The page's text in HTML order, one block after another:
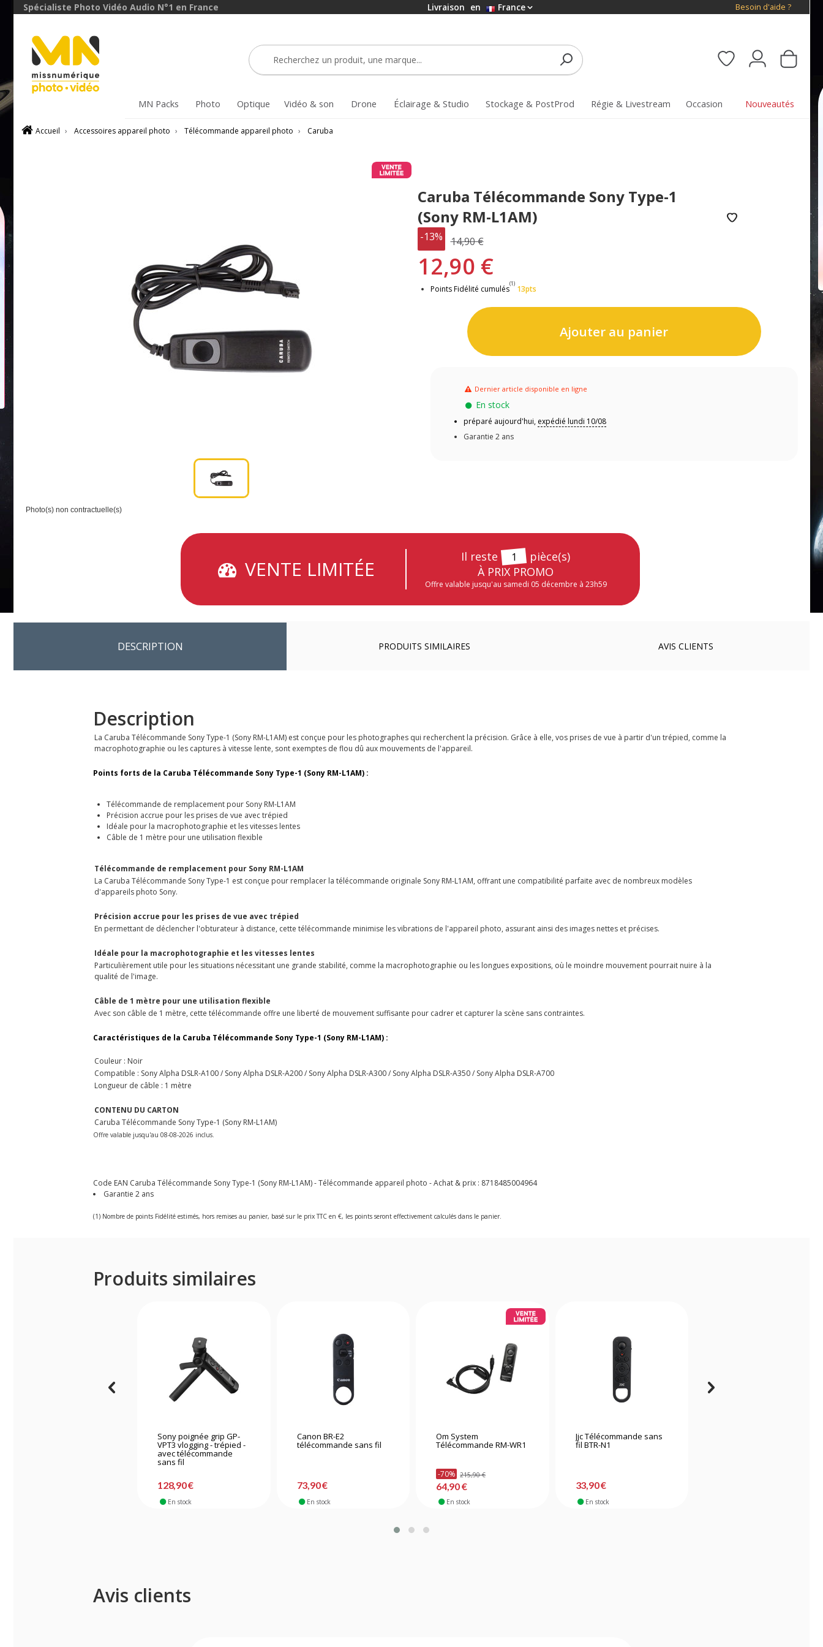
Spécialiste Photo Vidéo Audio N°1 en France Livraison en France Besoin d'aide ?
MN Packs Photo Optique Vidéo & son Drone Éclairage & Studio Stockage & PostProd Régie & Livestream Occasion Nouveautés
Accueil › Accessoires appareil photo › Télécommande appareil photo › Caruba
Photo(s) non contractuelle(s)
Caruba Télécommande Sony Type-1
(Sony RM-L1AM)
-13% 14,90 €
12,90 €
Points Fidélité cumulés
(1)
13pts
Ajouter au panier
Dernier article disponible en ligne
En stock
préparé aujourd'hui, expédié lundi 10/08
Garantie 2 ans
VENTE LIMITÉE
Il reste 1
pièce(s)
À PRIX PROMO
Offre valable jusqu'au samedi 05 décembre à 23h59
DESCRIPTION PRODUITS SIMILAIRES AVIS CLIENTS
Description
La Caruba Télécommande Sony Type-1 (Sony RM-L1AM) est conçue pour les photographes qui recherchent la précision. Grâce à elle, vos prises de vue à partir d'un trépied, comme la
macrophotographie ou les captures à vitesse lente, sont exemptes de flou dû aux mouvements de l'appareil.
Points forts de la Caruba Télécommande Sony Type-1 (Sony RM-L1AM) :
Télécommande de remplacement pour Sony RM-L1AM
Précision accrue pour les prises de vue avec trépied
Idéale pour la macrophotographie et les vitesses lentes
Câble de 1 mètre pour une utilisation flexible
Télécommande de remplacement pour Sony RM-L1AM
La Caruba Télécommande Sony Type-1 est conçue pour remplacer la télécommande originale Sony RM-L1AM, offrant une compatibilité parfaite avec de nombreux modèles
d'appareils photo Sony.
Précision accrue pour les prises de vue avec trépied
En permettant de déclencher l'obturateur à distance, cette télécommande minimise les vibrations de l'appareil photo, assurant ainsi des images nettes et précises.
Idéale pour la macrophotographie et les vitesses lentes
Particulièrement utile pour les situations nécessitant une grande stabilité, comme la macrophotographie ou les longues expositions, où le moindre mouvement pourrait nuire à la
qualité de l'image.
Câble de 1 mètre pour une utilisation flexible
Avec son câble de 1 mètre, cette télécommande offre une liberté de mouvement suffisante pour cadrer et capturer la scène sans contraintes.
Caractéristiques de la Caruba Télécommande Sony Type-1 (Sony RM-L1AM) :
Couleur : Noir
Compatible : Sony Alpha DSLR-A100 / Sony Alpha DSLR-A200 / Sony Alpha DSLR-A300 / Sony Alpha DSLR-A350 / Sony Alpha DSLR-A700
Longueur de câble : 1 mètre
CONTENU DU CARTON
Caruba Télécommande Sony Type-1 (Sony RM-L1AM)
Offre valable jusqu'au 08-08-2026 inclus.
Code EAN Caruba Télécommande Sony Type-1 (Sony RM-L1AM) - Télécommande appareil photo - Achat & prix : 8718485004964
Garantie 2 ans
(1) Nombre de points Fidélité estimés, hors remises au panier, basé sur le prix TTC en €, les points seront effectivement calculés dans le panier.
Produits similaires
Sony poignée grip GP-
VPT3 vlogging - trépied -
avec télécommande
sans fil
128,90 €
En stock
Canon BR-E2
télécommande sans fil
73,90 €
En stock
Om System
Télécommande RM-WR1
-70% 215,90 €
64,90 €
En stock
Jjc Télécommande sans
fil BTR-N1
33,90 €
En stock
Avis clients